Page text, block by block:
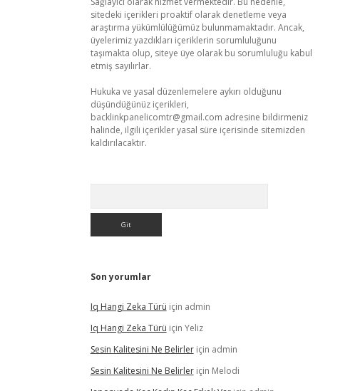
sitedeki içerikleri proaktif olarak denetleme veya
araştırma yükümlülüğümüz bulunmamaktadır. Ancak,
üyelerimiz yazdıkları içeriklerin sorumluluğunu
taşımakta olup, siteye üye olarak bu sorumluluğu kabul
etmiş sayılırlar.
Hukuka ve yasal düzenlemelere aykırı olduğunu
düşündüğünüz içerikleri,
backlinkpanelicomtr@gmail.com adresine bildirmeniz
halinde, ilgili içerikler yasal süre içerisinde sitemizden
kaldırılacaktır.
Son yorumlar
Iq Hangi Zeka Türü için admin
Iq Hangi Zeka Türü için Yeliz
Sesin Kalitesini Ne Belirleriçin admin
Sesin Kalitesini Ne Belirleriçin Melodi